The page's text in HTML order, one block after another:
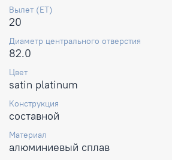
Вылет (ET)
20
Диаметр центрального отверстия
82.0
Цвет
satin platinum
Конструкция
составной
Материал
алюминиевый сплав